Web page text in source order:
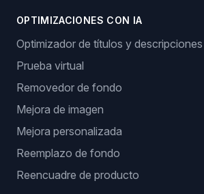
OPTIMIZACIONES CON IA
Optimizador de títulos y descripciones
Prueba virtual
Removedor de fondo
Mejora de imagen
Mejora personalizada
Reemplazo de fondo
Reencuadre de producto